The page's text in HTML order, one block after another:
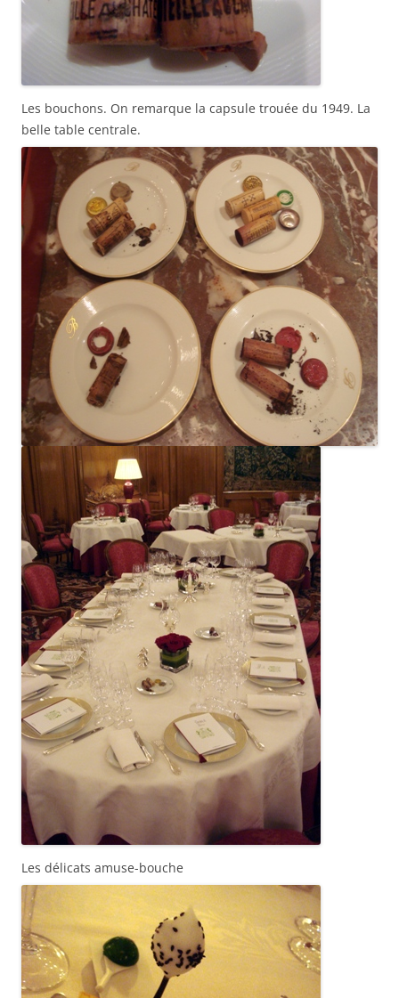
Les bouchons. On remarque la capsule trouée du 1949. La
belle table centrale.
Les délicats amuse-bouche